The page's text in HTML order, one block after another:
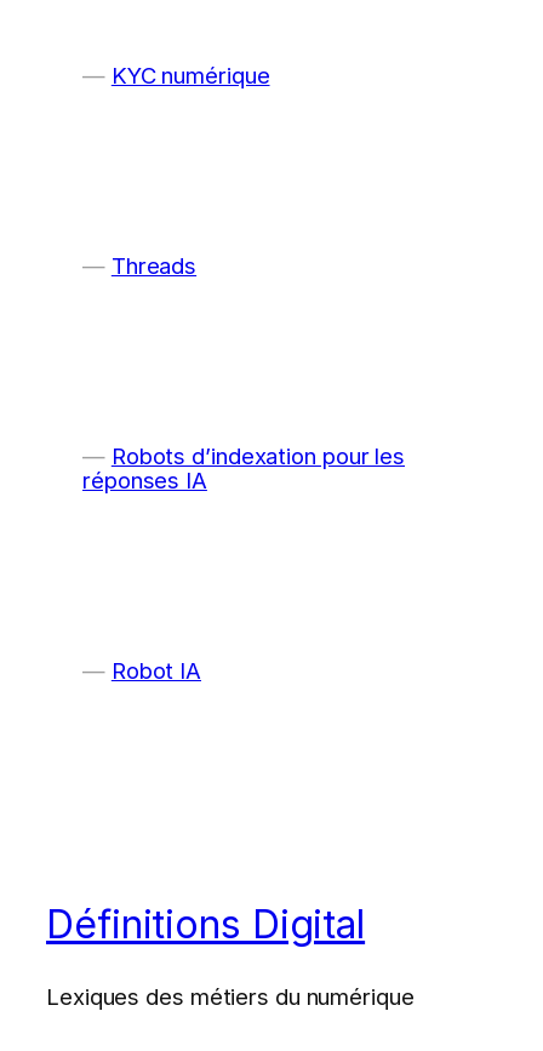
KYC numérique
Threads
Robots d’indexation pour les
réponses IA
Robot IA
Définitions Digital
Lexiques des métiers du numérique